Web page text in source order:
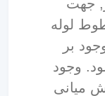
جهت
لوله
بر
وجود
میانی